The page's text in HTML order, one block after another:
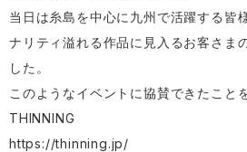
当日は糸島を中心に九州で活躍する皆
ナリティ溢れる作品に見入るお客さま
した。
このようなイベントに協賛できたこと
THINNING
https://thinning.jp/